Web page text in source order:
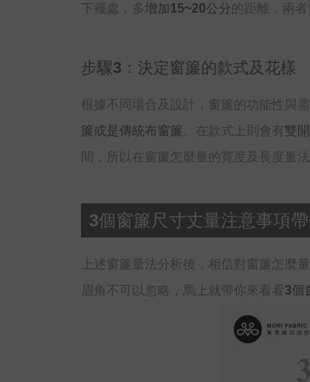
下襬處，多增加15~20公分的距離，兩
步驟3：決定窗簾的款式及花樣
根據不同場合及設計，窗簾的功能性與
簾或是傳統布窗簾 。在款式上則會有雙
間，所以在窗簾怎麼量的寬度及長度量
3個窗簾尺寸丈量注意事項
上述窗簾量法分析後，相信對窗簾怎麼
眉角不可以忽略，馬上就帶你來看看 3個